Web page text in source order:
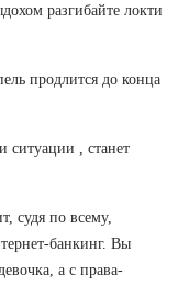
разгибайте локти
продлится до конца
ситуации , станет
судя по всему,
банкинг. Вы
а с права-